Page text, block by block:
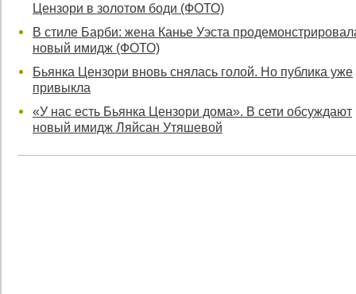
Цензори в золотом боди (ФОТО)
В стиле Барби: жена Канье Уэста
новый имидж (ФОТО)
Бьянка Цензори вновь снялась голой. Но публика уже
привыкла
«У нас есть Бьянка Цензори дома». В сети обсуждают
новый имидж Ляйсан Утяшевой